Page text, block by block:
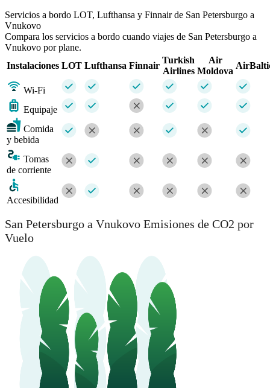
Servicios a bordo LOT, Lufthansa y Finnair de San Petersburgo a
Vnukovo
Compara los servicios a bordo cuando viajes de San Petersburgo a
Vnukovo por plane.
Instalaciones LOT Lufthansa Finnair
Turkish
Airlines
Air
Moldova
Wi-Fi
Equipaje
Comida
y bebida
Tomas
de corriente
Accesibilidad
San Petersburgo a Vnukovo Emisiones de CO2 por
Vuelo